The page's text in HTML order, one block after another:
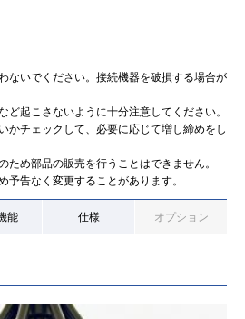
ないでください。接続機器を破損する場合が
ど起こさないように十分注意してください。
かチェックして、必要に応じて増し締めをし
ため部品の販売を行うことはできません。
予告なく変更することがあります。
能 仕様 オプション